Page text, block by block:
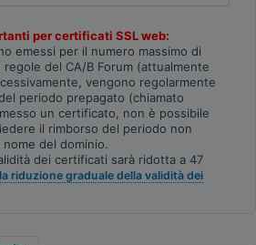
per certificati SSL web:
emessi per il numero massimo di
del CA/B Forum (attualmente
vengono regolarmente
periodo prepagato (chiamato
un certificato, non è possibile
il rimborso del periodo non
del dominio.
dei certificati sarà ridotta a 47
riduzione graduale della validità dei